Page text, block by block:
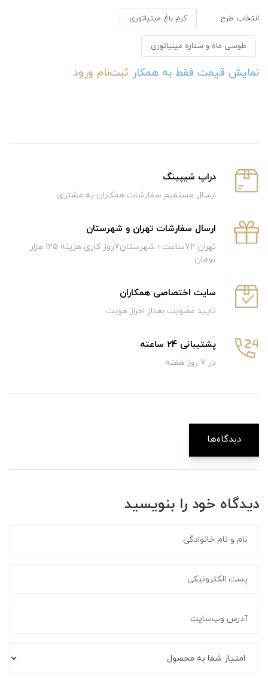
انتخاب طرح: کرم باغ مینیاتوری
طوسی ماه و ستاره مینیاتوری
نمایش قیمت فقط به همکار ثبت‌نام ورود
دراپ شیپینگ
ارسال مستقیم سفارشات همکاران به مشتری
ارسال سفارشات تهران و شهرستان
تهران 72ساعت ؛ شهرستان7روز کاری هزینه 125 هزار
تومان
سایت اختصاصی همکاران
تایید عضویت بعداز احراز هویت
پشتیبانی 24 ساعته
در 7 روز هفته
دیدگاه‌ها
دیدگاه خود را بنویسید